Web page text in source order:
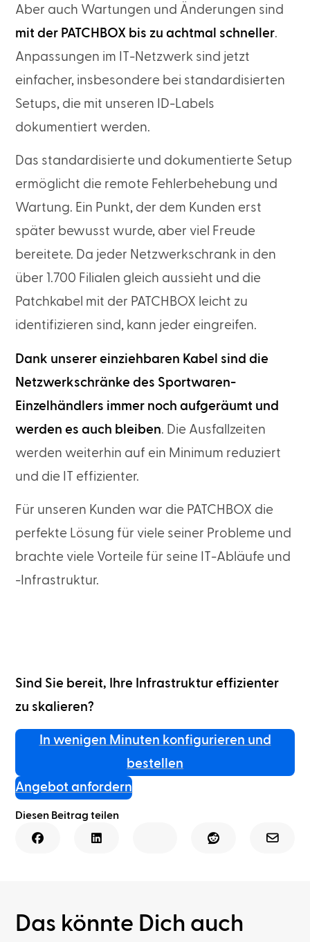
Aber auch Wartungen und Änderungen sind
mit der PATCHBOX bis zu achtmal schneller.
Anpassungen im IT-Netzwerk sind jetzt
einfacher, insbesondere bei standardisierten
Setups, die mit unseren ID-Labels
dokumentiert werden.
Das standardisierte und dokumentierte Setup
ermöglicht die remote Fehlerbehebung und
Wartung. Ein Punkt, der dem Kunden erst
später bewusst wurde, aber viel Freude
bereitete. Da jeder Netzwerkschrank in den
über 1.700 Filialen gleich aussieht und die
Patchkabel mit der PATCHBOX leicht zu
identifizieren sind, kann jeder eingreifen.
Dank unserer einziehbaren Kabel sind die
Netzwerkschränke des Sportwaren-
Einzelhändlers immer noch aufgeräumt und
werden es auch bleiben. Die Ausfallzeiten
werden weiterhin auf ein Minimum reduziert
und die IT effizienter.
Für unseren Kunden war die PATCHBOX die
perfekte Lösung für viele seiner Probleme und
brachte viele Vorteile für seine IT-Abläufe und
-Infrastruktur.
Sind Sie bereit, Ihre Infrastruktur effizienter
zu skalieren?
In wenigen Minuten konfigurieren und
bestellen
Angebot anfordern
Diesen Beitrag teilen
Das könnte Dich auch